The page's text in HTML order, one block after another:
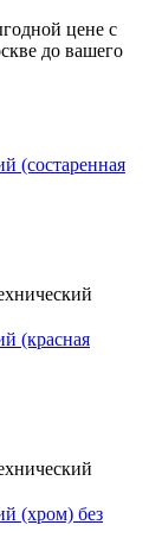
цене с
до вашего